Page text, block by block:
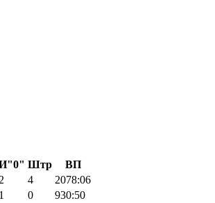
Штр
ВП
2 4
2078:06
1 0
930:50